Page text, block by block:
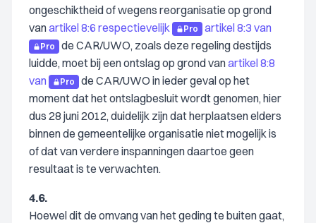
ongeschiktheid of wegens reorganisatie op grond
vanartikel 8:6 respectievelijk Pro artikel 8:3 van
Pro
de CAR/UWO, zoals deze regeling destijds
luidde, moet bij een ontslag op grond vanartikel 8:8
van
Pro
de CAR/UWO in ieder geval op het
moment dat het ontslagbesluit wordt genomen, hier
dus 28 juni 2012, duidelijk zijn dat herplaatsen elders
binnen de gemeentelijke organisatie niet mogelijk is
of dat van verdere inspanningen daartoe geen
resultaat is te verwachten.
4.6.
Hoewel dit de omvang van het geding te buiten gaat,